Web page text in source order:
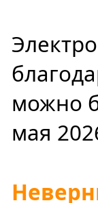
можно
мая